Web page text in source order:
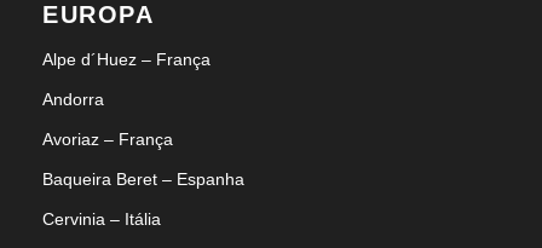
EUROPA
Alpe d´Huez – França
Andorra
Avoriaz – França
Baqueira Beret – Espanha
Cervinia – Itália